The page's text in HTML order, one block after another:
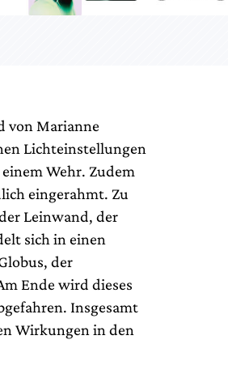
von Marianne
Lichteinstellungen
Wehr. Zudem
eingerahmt. Zu
Leinwand, der
sich in einen
der
Ende wird dieses
Insgesamt
Wirkungen in den